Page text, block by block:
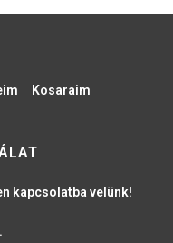
Kosaraim
kapcsolatba velünk!